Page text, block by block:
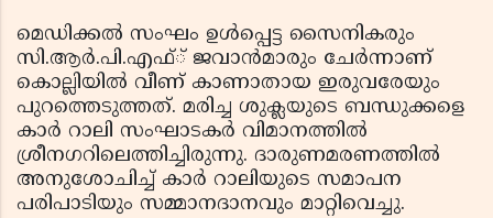
മെഡിക്കല്‍ സംഘം ഉള്‍പ്പെട്ട സൈനികരും
സി.ആര്‍.പി.എഫ്് ജവാന്‍മാരും ചേര്‍ന്നാണ്
കൊല്ലിയില്‍ വീണ് കാണാതായ ഇരുവരേയും
പുറത്തെടുത്തത്. മരിച്ച ശുക്ലയുടെ ബന്ധുക്കളെ
കാര്‍ റാലി സംഘാടകര്‍ വിമാനത്തില്‍
ശ്രീനഗറിലെത്തിച്ചിരുന്നു. ദാരുണമരണത്തില്‍
അനുശോചിച്ച് കാര്‍ റാലിയുടെ സമാപന
പരിപാടിയും സമ്മാനദാനവും മാറ്റിവെച്ചു.